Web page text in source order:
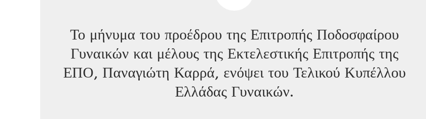
Το μήνυμα του προέδρου της Επιτροπής Ποδοσφαίρου
Γυναικών και μέλους της Εκτελεστικής Επιτροπής της
ΕΠΟ, Παναγιώτη Καρρά, ενόψει του Τελικού Κυπέλλου
Ελλάδας Γυναικών.